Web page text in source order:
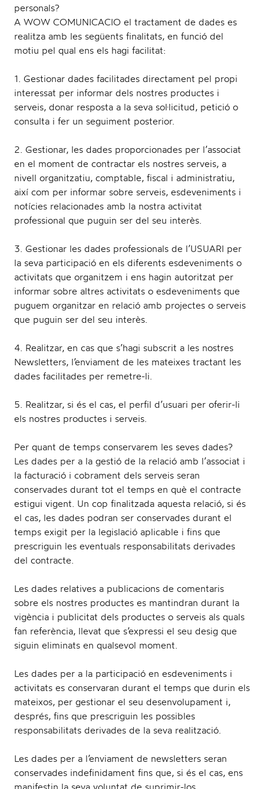
v
i
g
t
i
o
personals?
A WOW COMUNICACIO el tractament de dades es
realitza amb les següents finalitats, en funció del
motiu pel qual ens els hagi facilitat:
1. Gestionar dades facilitades directament pel propi
interessat per informar dels nostres productes i
serveis, donar resposta a la seva sol·licitud, petició o
consulta i fer un seguiment posterior.
2. Gestionar, les dades proporcionades per l’associat
en el moment de contractar els nostres serveis, a
nivell organitzatiu, comptable, fiscal i administratiu,
així com per informar sobre serveis, esdeveniments i
notícies relacionades amb la nostra activitat
professional que puguin ser del seu interès.
3. Gestionar les dades professionals de l’USUARI per
la seva participació en els diferents esdeveniments o
activitats que organitzem i ens hagin autoritzat per
informar sobre altres activitats o esdeveniments que
puguem organitzar en relació amb projectes o serveis
que puguin ser del seu interès.
4. Realitzar, en cas que s’hagi subscrit a les nostres
Newsletters, l’enviament de les mateixes tractant les
dades facilitades per remetre-li.
5. Realitzar, si és el cas, el perfil d’usuari per oferir-li
els nostres productes i serveis.
Per quant de temps conservarem les seves dades?
Les dades per a la gestió de la relació amb l’associat i
la facturació i cobrament dels serveis seran
conservades durant tot el temps en què el contracte
estigui vigent. Un cop finalitzada aquesta relació, si és
el cas, les dades podran ser conservades durant el
temps exigit per la legislació aplicable i fins que
prescriguin les eventuals responsabilitats derivades
del contracte.
Les dades relatives a publicacions de comentaris
sobre els nostres productes es mantindran durant la
vigència i publicitat dels productes o serveis als quals
fan referència, llevat que s’expressi el seu desig que
siguin eliminats en qualsevol moment.
Les dades per a la participació en esdeveniments i
activitats es conservaran durant el temps que durin els
mateixos, per gestionar el seu desenvolupament i,
després, fins que prescriguin les possibles
responsabilitats derivades de la seva realització.
Les dades per a l’enviament de newsletters seran
conservades indefinidament fins que, si és el cas, ens
manifestin la seva voluntat de suprimir-los.